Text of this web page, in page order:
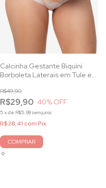
Calcinha Gestante Biquíni
Borboleta Laterais em Tule e
R$29,90
R$49,90
40% OFF
5 xde R$5,98sem juros
R$28,41comPix
COMPRAR